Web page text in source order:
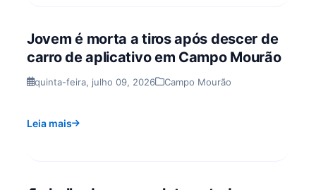
Jovem é morta a tiros após descer de
carro de aplicativo em Campo Mourão
quinta-feira, julho 09, 2026 Campo Mourão
Leia mais